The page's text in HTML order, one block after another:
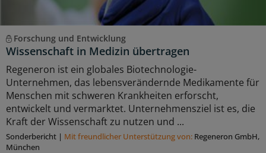
Forschung und Entwicklung
Wissenschaft in Medizin übertragen
Regeneron ist ein globales Biotechnologie-
Unternehmen, das lebensverändernde Medikamente für
Menschen mit schweren Krankheiten erforscht,
entwickelt und vermarktet. Unternehmensziel ist es, die
Kraft der Wissenschaft zu nutzen und ...
Sonderbericht | Mit freundlicher Unterstützung von: Regeneron GmbH,
München